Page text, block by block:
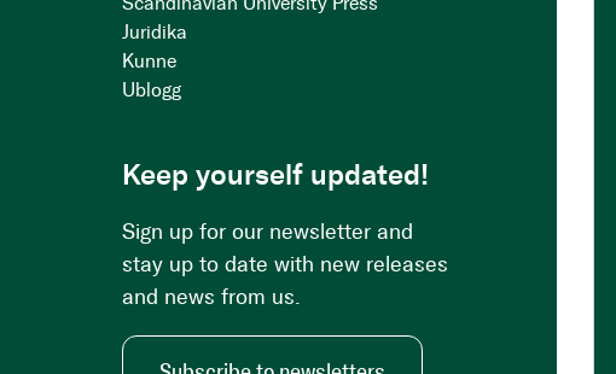
Juridika
Kunne
Ublogg
Keep yourself updated!
Sign up for our newsletter and
stay up to date with new releases
and news from us.